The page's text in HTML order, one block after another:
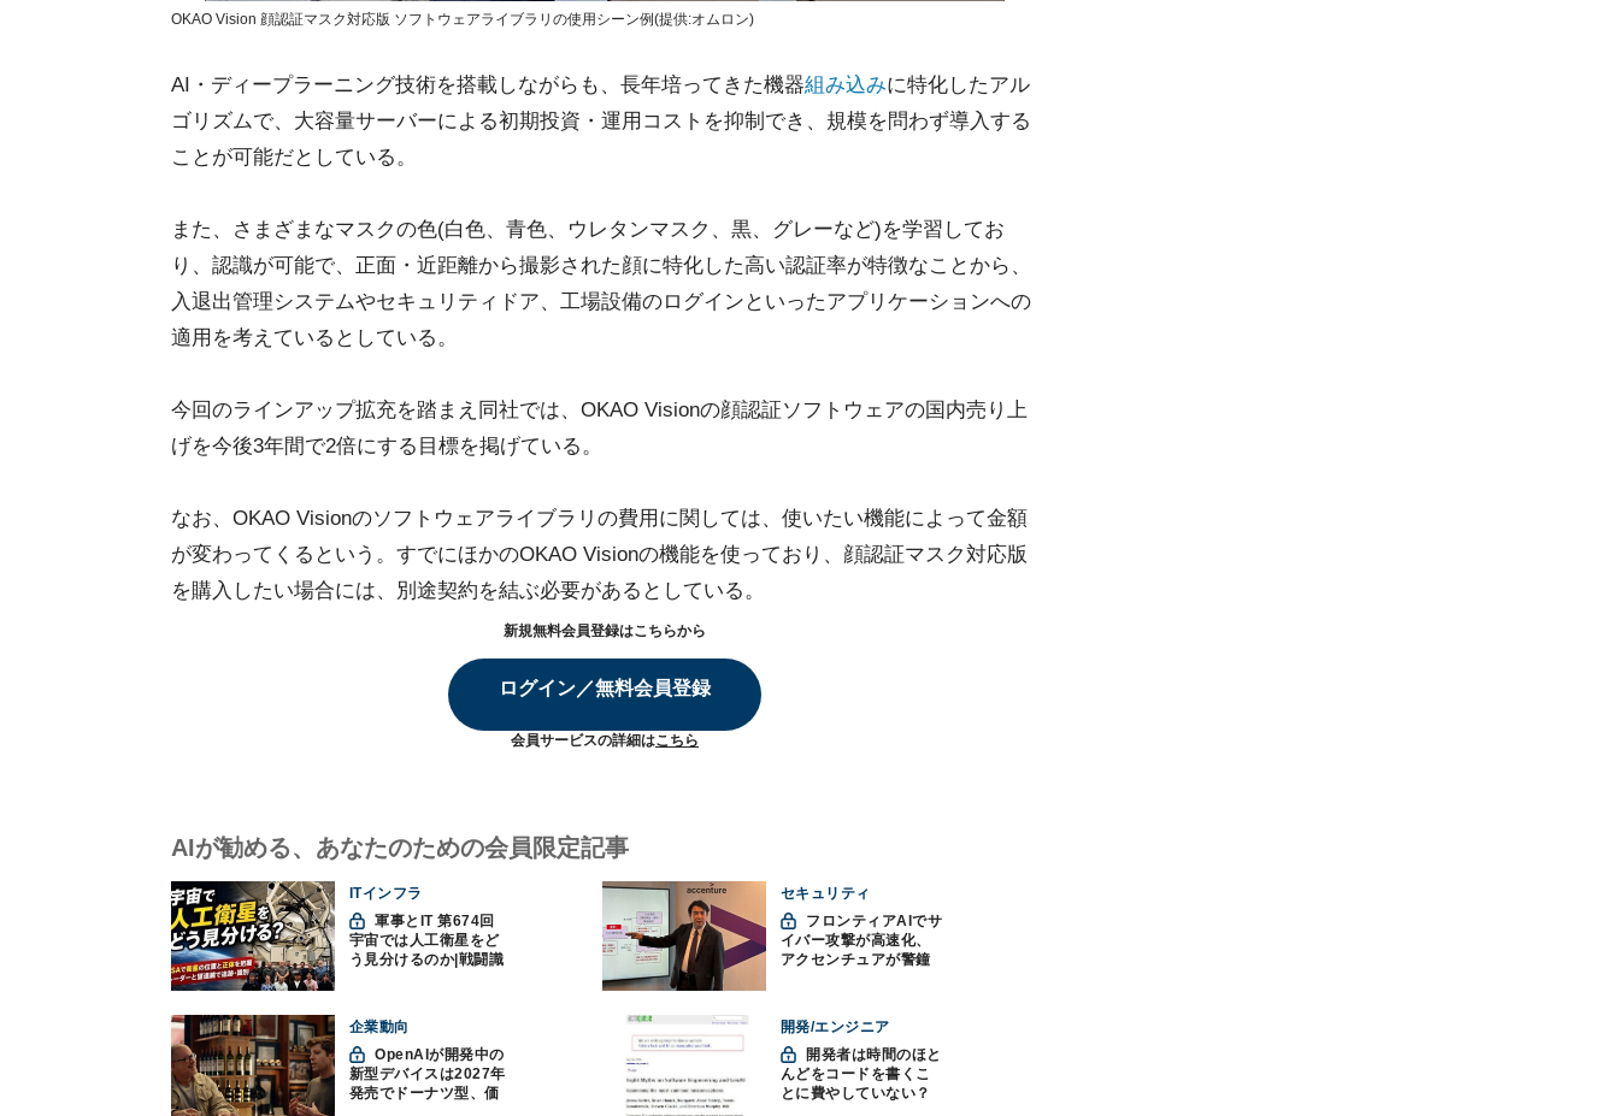
OKAO Vision 顔認証マスク対応版 ソフトウェアライブラリの使用シーン例(提供:オムロン)
AI・ディープラーニング技術を搭載しながらも、長年培ってきた機器組み込みに特化したアル
ゴリズムで、大容量サーバーによる初期投資・運用コストを抑制でき、規模を問わず導入する
ことが可能だとしている。
また、さまざまなマスクの色(白色、青色、ウレタンマスク、黒、グレーなど)を学習してお
り、認識が可能で、正面・近距離から撮影された顔に特化した高い認証率が特徴なことから、
入退出管理システムやセキュリティドア、工場設備のログインといったアプリケーションへの
適用を考えているとしている。
今回のラインアップ拡充を踏まえ同社では、OKAO Visionの顔認証ソフトウェアの国内売り上
げを今後3年間で2倍にする目標を掲げている。
なお、OKAO Visionのソフトウェアライブラリの費用に関しては、使いたい機能によって金額
が変わってくるという。すでにほかのOKAO Visionの機能を使っており、顔認証マスク対応版
を購入したい場合には、別途契約を結ぶ必要があるとしている。
新規無料会員登録はこちらから
ログイン／無料会員登録
会員サービスの詳細はこちら
AIが勧める、あなたのための会員限定記事
ITインフラ
軍事とIT 第674回
宇宙では人工衛星をど
う見分けるのか|戦闘識
セキュリティ
イバー攻撃が高速化、
アクセンチュアが警鐘
企業動向
OpenAIが開発中の
新型デバイスは2027年
発売でドーナツ型、価
開発/エンジニア
んどをコードを書くこ
とに費やしていない？